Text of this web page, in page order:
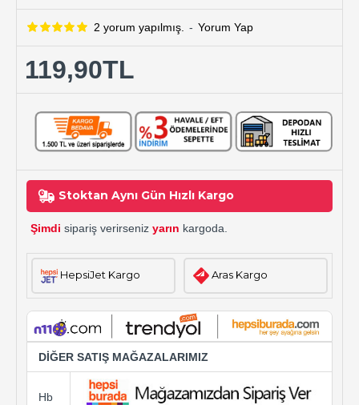
2 yorum yapılmış. - Yorum Yap
119,90TL
Stoktan Aynı Gün Hızlı Kargo
Şimdi sipariş verirseniz yarın kargoda.
HepsiJet Kargo Aras Kargo
DİĞER SATIŞ MAĞAZALARIMIZ
Hb